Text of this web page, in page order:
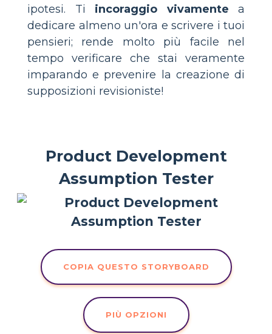
ipotesi. Ti incoraggio vivamente a
dedicare almeno un'ora e scrivere i tuoi
pensieri; rende molto più facile nel
tempo verificare che stai veramente
imparando e prevenire la creazione di
supposizioni revisioniste!
Product Development
Assumption Tester
COPIA QUESTO STORYBOARD
PIÙ OPZIONI